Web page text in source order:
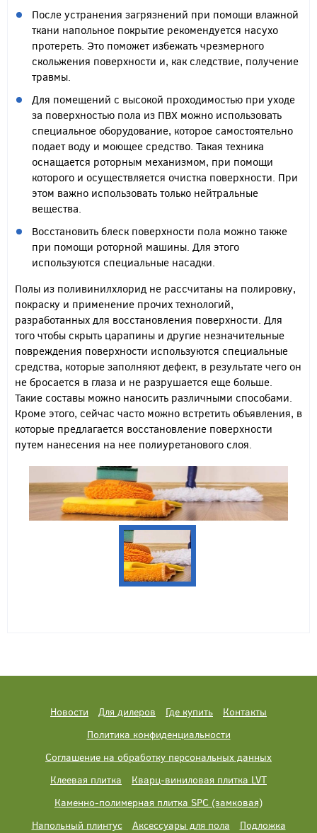
После устранения загрязнений при помощи влажной
ткани напольное покрытие рекомендуется насухо
протереть. Это поможет избежать чрезмерного
скольжения поверхности и, как следствие, получение
травмы.
Для помещений с высокой проходимостью при уходе
за поверхностью пола из ПВХ можно использовать
специальное оборудование, которое самостоятельно
подает воду и моющее средство. Такая техника
оснащается роторным механизмом, при помощи
которого и осуществляется очистка поверхности. При
этом важно использовать только нейтральные
вещества.
Восстановить блеск поверхности пола можно также
при помощи роторной машины. Для этого
используются специальные насадки.
Полы из поливинилхлорид не рассчитаны на полировку,
покраску и применение прочих технологий,
разработанных для восстановления поверхности. Для
того чтобы скрыть царапины и другие незначительные
повреждения поверхности используются специальные
средства, которые заполняют дефект, в результате чего он
не бросается в глаза и не разрушается еще больше.
Такие составы можно наносить различными способами.
Кроме этого, сейчас часто можно встретить объявления, в
которые предлагается восстановление поверхности
путем нанесения на нее полиуретанового слоя.
Новости Для дилеров Где купить
Контакты
Политика конфиденциальности
Соглашение на обработку персональных данных
Клеевая плитка
Кварц-виниловая плитка LVT
Каменно-полимерная плитка SPC (замковая)
Напольный плинтус
Аксессуары для пола Подложка